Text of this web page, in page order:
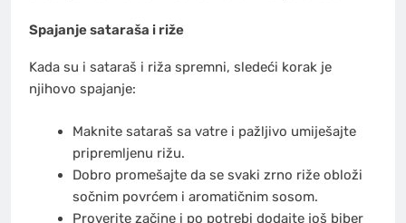
Spajanje sataraša i riže
Kada su i sataraš i riža spremni, sledeći korak je
njihovo spajanje:
Maknite sataraš sa vatre i pažljivo umiješajte
pripremljenu rižu.
Dobro promešajte da se svaki zrno riže obloži
sočnim povrćem i aromatičnim sosom.
Proverite začine i po potrebi dodajte još biber